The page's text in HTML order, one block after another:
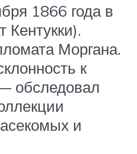
1866 года в
Кентукки).
Моргана.
к
обследовал
и